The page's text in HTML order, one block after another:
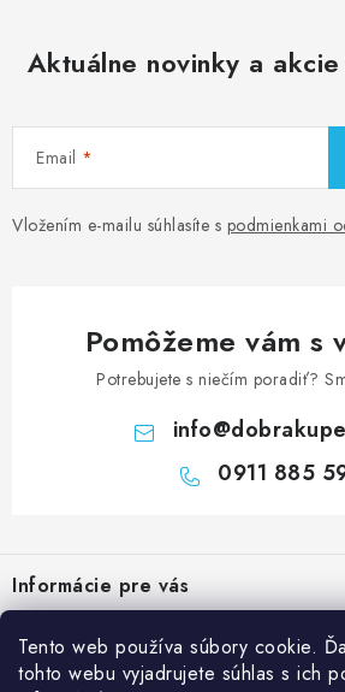
Tento web používa súbory cookie.
tohto webu vyjadrujete súhlas s ich
Aktuálne novinky a
Email
Vložením e-mailu súhlasíte s podmienkami
Pomôžeme vám s
Potrebujete s niečím poradiť?
info@
0911 885
p
ä
Informácie pre vás
Obchodné podmienky
Kategórie